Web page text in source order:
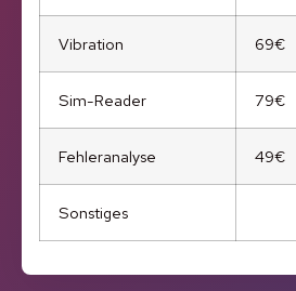
Vibration 69€
Sim-Reader 79€
Fehleranalyse 49€
Sonstiges